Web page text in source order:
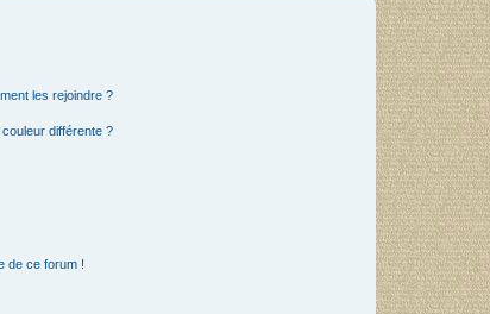
les rejoindre ?
différente ?
de ce forum !